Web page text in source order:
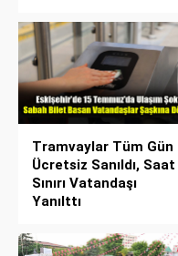
Tramvaylar Tüm Gün
Ücretsiz Sanıldı, Saat
Sınırı Vatandaşı
Yanılttı